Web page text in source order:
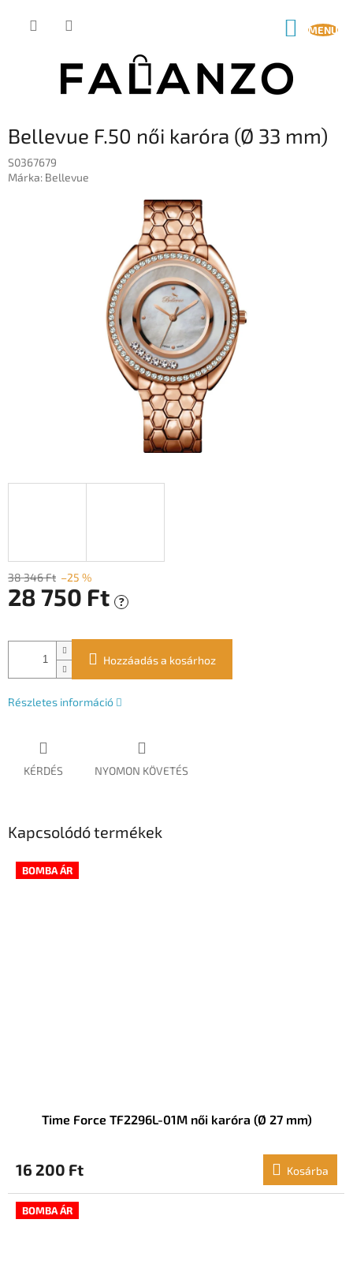
KOSÁR
Bellevue F.50 női karóra (Ø 33 mm)
S0367679
Márka: Bellevue
38 346 Ft –25 %
28 750 Ft ?
Hozzáadás a kosárhoz
Részletes információ
KÉRDÉS NYOMON KÖVETÉS
Kapcsolódó termékek
BOMBA ÁR
Time Force TF2296L-01M női karóra (Ø 27 mm)
16 200 Ft Kosárba
BOMBA ÁR